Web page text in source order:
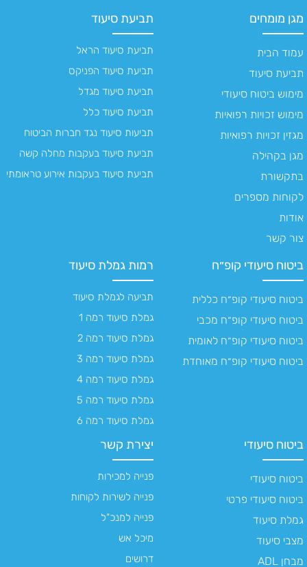
מגן מומחים
עמוד הבית
תביעת סיעוד
מימוש ביטוח סיעודי
מימוש זכויות רפואיות
מגזין זכויות רפואיות
מגן בקהילה
בתקשורת
לקוחות מספרים
אודות
צור קשר
תביעת סיעוד
תביעת סיעוד הראל
תביעת סיעוד הפניקס
תביעת סיעוד מגדל
תביעת סיעוד כלל
תביעות סיעוד נגד חברות הביטוח
תביעת סיעוד בעקבות מחלה קשה
תביעת סיעוד בעקבות אירוע טראומתי
ביטוח סיעודי
ביטוח סיעודי
ביטוח סיעודי פרטי
גמלת סיעוד
מצבי סיעוד
מבחן ADL
ביטוח סיעודי קופ״ח
ביטוח סיעודי קופ״ח כללית
ביטוח סיעודי קופ״ח מכבי
ביטוח סיעודי קופ״ח לאומית
ביטוח סיעודי קופ״ח מאוחדת
רמות גמלת סיעוד
תביעה לגמלת סיעוד
גמלת סיעוד רמה 1
גמלת סיעוד רמה 2
גמלת סיעוד רמה 3
גמלת סיעוד רמה 4
גמלת סיעוד רמה 5
גמלת סיעוד רמה 6
יצירת קשר
פנייה למכירות
פנייה לשירות לקוחות
פנייה למנכ"ל
מיכל אש
דרושים